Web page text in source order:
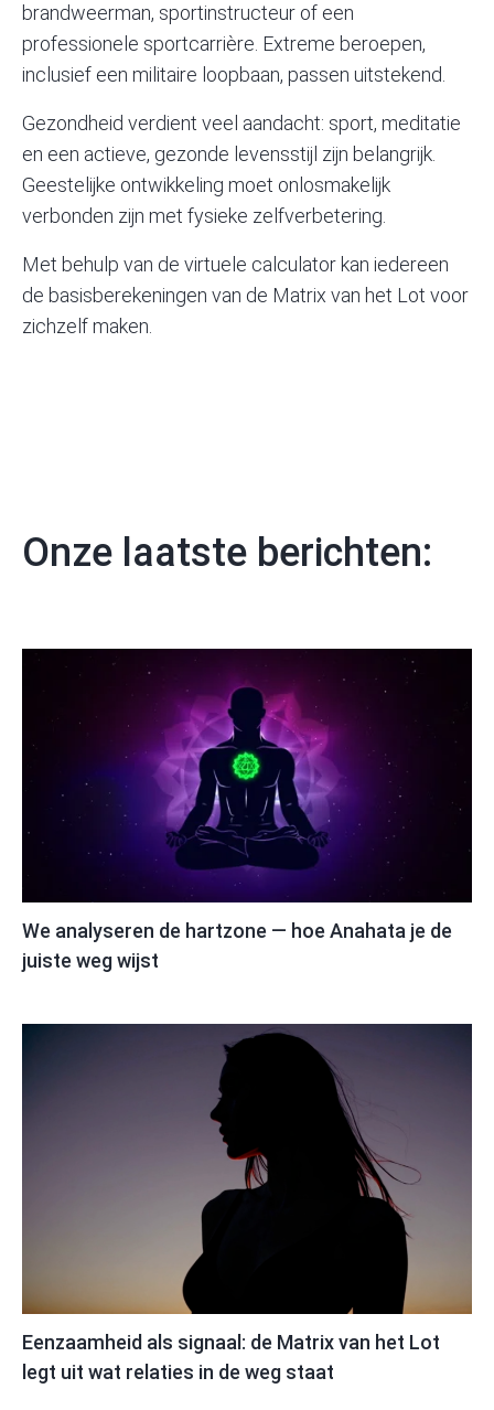
brandweerman, sportinstructeur of een
professionele sportcarrière. Extreme beroepen,
inclusief een militaire loopbaan, passen uitstekend.
Gezondheid verdient veel aandacht: sport, meditatie
en een actieve, gezonde levensstijl zijn belangrijk.
Geestelijke ontwikkeling moet onlosmakelijk
verbonden zijn met fysieke zelfverbetering.
Met behulp van de virtuele calculator kan iedereen
de basisberekeningen van de Matrix van het Lot voor
zichzelf maken.
Onze laatste berichten:
We analyseren de hartzone — hoe Anahata je de
juiste weg wijst
Eenzaamheid als signaal: de Matrix van het Lot
legt uit wat relaties in de weg staat